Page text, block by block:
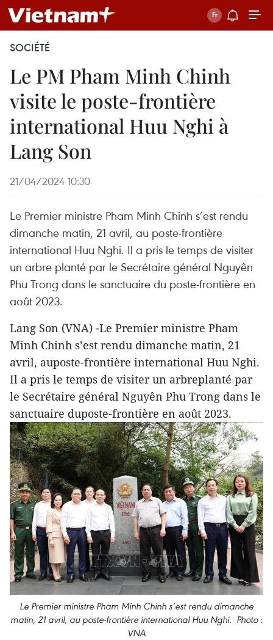
SOCIÉTÉ
Le PM Pham Minh Chinh
visite le poste-frontière
international Huu Nghi à
Lang Son
21/04/2024 10:30
Le Premier ministre Pham Minh Chinh s’est rendu
dimanche matin, 21 avril, au poste-frontière
international Huu Nghi. Il a pris le temps de visiter
un arbre planté par le Secrétaire général Nguyên
Phu Trong dans le sanctuaire du poste-frontière en
août 2023.
Lang Son (VNA) -Le Premier ministre Pham
Minh Chinh s’est rendu dimanche matin, 21
avril, auposte-frontière international Huu Nghi.
Il a pris le temps de visiter un arbreplanté par
le Secrétaire général Nguyên Phu Trong dans le
sanctuaire duposte-frontière en août 2023.
Le Premier ministre Pham Minh Chinh s’est rendu dimanche
matin, 21 avril, au poste-frontière international Huu Nghi. Photo :
VNA